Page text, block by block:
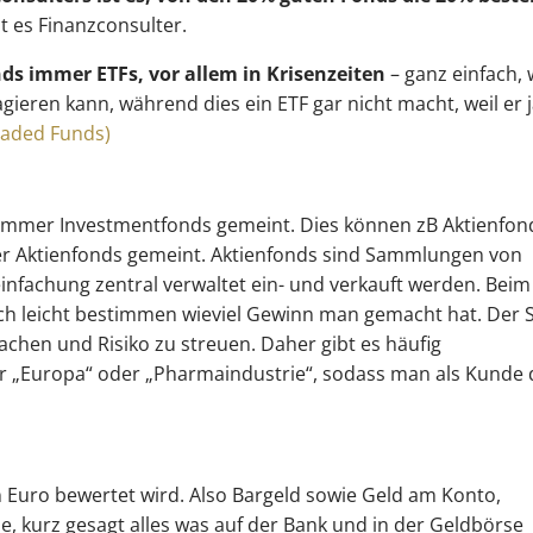
es Finanzconsulter.
immer ETFs, vor allem in Krisenzeiten – ganz einfach,
kann, während dies ein ETF gar nicht macht, weil er
Funds)
Investmentfonds gemeint. Dies können zB
gemeint. Aktienfonds sind Sammlungen von
zentral verwaltet ein- und verkauft werden. Beim
leicht bestimmen wieviel Gewinn man gemacht hat. Der
und Risiko zu streuen. Daher gibt es häufig
oder „Pharmaindustrie“, sodass man als Kunde
bewertet wird. Also Bargeld sowie Geld am Konto,
kurz gesagt alles was auf der Bank und in der Geldbörse